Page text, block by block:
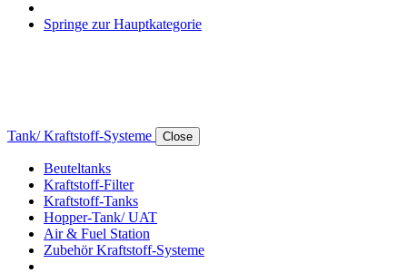
Springe zur Hauptkategorie
Tank/ Kraftstoff-Systeme Close
Beuteltanks
Kraftstoff-Filter
Kraftstoff-Tanks
Hopper-Tank/ UAT
Air & Fuel Station
Zubehör Kraftstoff-Systeme